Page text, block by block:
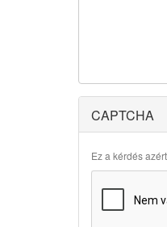
CAPTCHA
Ez a kérdés